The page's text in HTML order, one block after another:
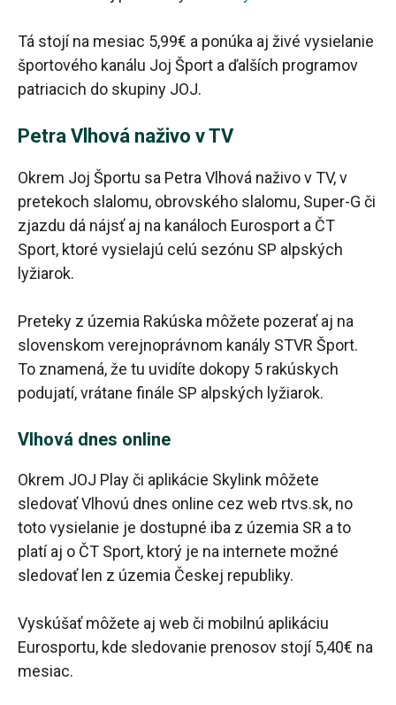
Tá stojí na mesiac 5,99€ a ponúka aj živé vysielanie
športového kanálu Joj Šport a ďalších programov
patriacich do skupiny JOJ.
Petra Vlhová naživo v TV
Okrem Joj Športu sa Petra Vlhová naživo v TV, v
pretekoch slalomu, obrovského slalomu, Super-G či
zjazdu dá nájsť aj na kanáloch Eurosport a ČT
Sport, ktoré vysielajú celú sezónu SP alpských
lyžiarok.
Preteky z územia Rakúska môžete pozerať aj na
slovenskom verejnoprávnom kanály STVR Šport.
To znamená, že tu uvidíte dokopy 5 rakúskych
podujatí, vrátane finále SP alpských lyžiarok.
Vlhová dnes online
Okrem JOJ Play či aplikácie Skylink môžete
sledovať Vlhovú dnes online cez web rtvs.sk, no
toto vysielanie je dostupné iba z územia SR a to
platí aj o ČT Sport, ktorý je na internete možné
sledovať len z územia Českej republiky.
Vyskúšať môžete aj web či mobilnú aplikáciu
Eurosportu, kde sledovanie prenosov stojí 5,40€ na
mesiac.